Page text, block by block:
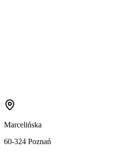
Marcelińska
60-324 Poznań